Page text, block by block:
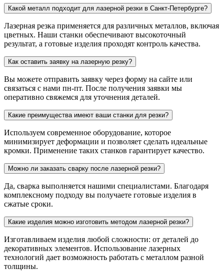
Какой металл подходит для лазерной резки в Санкт-Петербурге?
Лазерная резка применяется для различных металлов, включая
цветных. Наши станки обеспечивают высокоточный
результат, а готовые изделия проходят контроль качества.
Как оставить заявку на лазерную резку?
Вы можете отправить заявку через форму на сайте или
связаться с нами пн-пт. После получения заявки мы
оперативно свяжемся для уточнения деталей.
Какие преимущества имеют ваши станки для резки?
Используем современное оборудование, которое
минимизирует деформации и позволяет сделать идеальные
кромки. Применение таких станков гарантирует качество.
Можно ли заказать сварку после лазерной резки?
Да, сварка выполняется нашими специалистами. Благодаря
комплексному подходу вы получаете готовые изделия в
сжатые сроки.
Какие изделия можно изготовить методом лазерной резки?
Изготавливаем изделия любой сложности: от деталей до
декоративных элементов. Использование лазерных
технологий дает возможность работать с металлом разной
толщины.